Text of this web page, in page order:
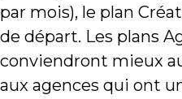
par mois), le plan
de départ. Les plans
conviendront mieux
aux agences qui ont